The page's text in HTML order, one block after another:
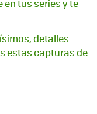
en tus series y te
detalles
estas capturas de